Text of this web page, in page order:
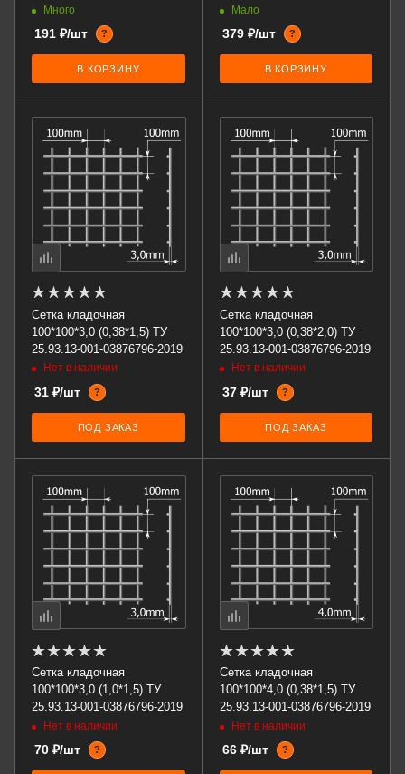
Много
191 ₽/шт ?
В КОРЗИНУ
Мало
379 ₽/шт ?
В КОРЗИНУ
Сетка кладочная
100*100*3,0 (0,38*1,5) ТУ
25.93.13-001-03876796-2019
Нет в наличии
31 ₽/шт ?
ПОД ЗАКАЗ
Сетка кладочная
100*100*3,0 (0,38*2,0) ТУ
25.93.13-001-03876796-2019
Нет в наличии
37 ₽/шт ?
ПОД ЗАКАЗ
Сетка кладочная
100*100*3,0 (1,0*1,5) ТУ
25.93.13-001-03876796-2019
Нет в наличии
70 ₽/шт ?
Сетка кладочная
100*100*4,0 (0,38*1,5) ТУ
25.93.13-001-03876796-2019
Нет в наличии
66 ₽/шт ?